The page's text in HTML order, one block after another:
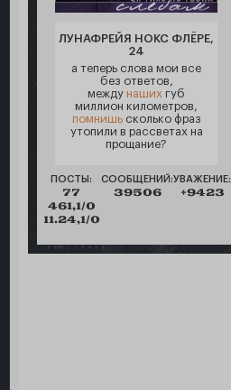
ЛУНАФРЕЙЯ НОКС ФЛЁРЕ,
24
а теперь слова мои все
без ответов,
между наших губ
миллион километров,
помнишьсколько фраз
утопили в рассветах на
прощание?
ПОСТЫ:
77
461,1/0
11.24,1/0
СООБЩЕНИЙ:
39506
УВАЖЕНИЕ:
+9423